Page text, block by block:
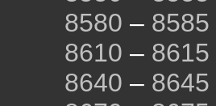
8580 – 8585
8610 – 8615
8640 – 8645